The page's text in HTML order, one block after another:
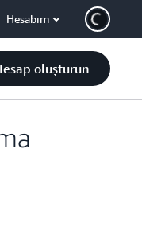
Hesabım
oluşturun